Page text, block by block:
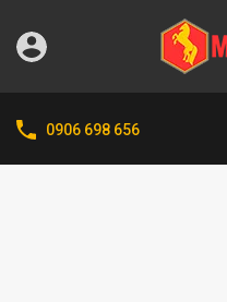
0906 698 656